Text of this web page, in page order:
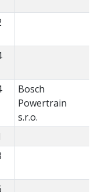
Bosch
Powertrain
s.r.o.